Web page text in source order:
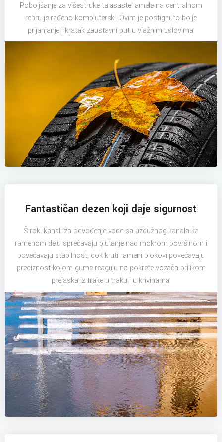
Poboljšanje za višestruke talasaste lamele na centralnom
rebru je rađeno kompjuterski. Ovim je postignuto bolje
prijanjanje i kratak zaustavni put u vlažnim uslovima.
Fantastičan dezen koji daje sigurnost
Široki kanali za odvođenje vode sa uzdužnog kanala ka
ramenom delu sprečavaju plutanje nad mokrom površinom i
povećavaju stabilnost, dok kruti rameni blokovi povećavaju
preciznost kojom gume reaguju na pokrete vozača prilikom
prelaska iz trake u traku i u krivinama.